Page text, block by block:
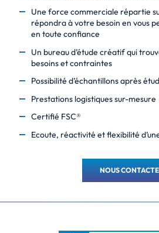
Une force commerciale répartie
répondra à votre besoin en vous
en toute confiance
Un bureau d’étude créatif qui
besoins et contraintes
Possibilité d’échantillons après
Prestations logistiques sur-mesure
Certifié FSC®
Ecoute, réactivité et flexibilité
NOUS